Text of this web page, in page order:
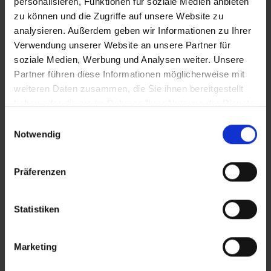
zu können und die Zugriffe auf unsere Website zu
analysieren. Außerdem geben wir Informationen zu Ihrer
Verwendung unserer Website an unsere Partner für
soziale Medien, Werbung und Analysen weiter. Unsere
Partner führen diese Informationen möglicherweise mit
weiteren Daten zusammen, die Sie ihnen bereitgestellt
Notwendig
Präferenzen
Statistiken
Marketing
In Sicherheit in Deutschland, in Gedanken im Krieg
Bilder
SRT-Untertitel
interessieren